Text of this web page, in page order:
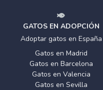
GATOS EN ADOPCIÓN
Adoptar gatos en España
Gatos en Madrid
Gatos en Barcelona
Gatos en Valencia
Gatos en Sevilla